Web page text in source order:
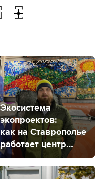
Экосистема
экопроектов:
как на Ставрополье
работает центр
распределения
отходов «Три